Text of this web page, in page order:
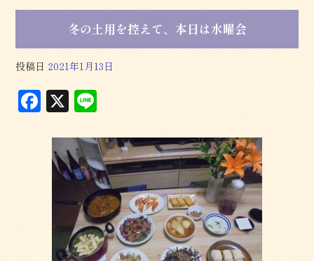
冬の土用を控えて、本日は水曜会
投稿日 2021年1月13日
F
a
c
e
o
X
e